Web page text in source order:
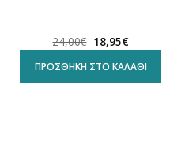
24,00€ Original
price
was:
24,00€.
18,95€Η
τρέχουσα
τιμή
είναι:
18,95€.
ΠΡΟΣΘΉΚΗ ΣΤΟ ΚΑΛΆΘΙ